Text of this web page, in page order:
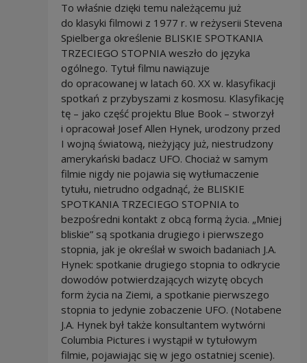
To właśnie dzięki temu należącemu już
do klasyki filmowi z 1977 r. w reżyserii Stevena
Spielberga określenie BLISKIE SPOTKANIA
TRZECIEGO STOPNIA weszło do języka
ogólnego. Tytuł filmu nawiązuje
do opracowanej w latach 60. XX w. klasyfikacji
spotkań z przybyszami z kosmosu. Klasyfikację
tę – jako część projektu Blue Book – stworzył
i opracował Josef Allen Hynek, urodzony przed
I wojną światową, nieżyjący już, niestrudzony
amerykański badacz UFO. Chociaż w samym
filmie nigdy nie pojawia się wytłumaczenie
tytułu, nietrudno odgadnąć, że BLISKIE
SPOTKANIA TRZECIEGO STOPNIA to
bezpośredni kontakt z obcą formą życia. „Mniej
bliskie” są spotkania drugiego i pierwszego
stopnia, jak je określał w swoich badaniach J.A.
Hynek: spotkanie drugiego stopnia to odkrycie
dowodów potwierdzających wizytę obcych
form życia na Ziemi, a spotkanie pierwszego
stopnia to jedynie zobaczenie UFO. (Notabene
J.A. Hynek był także konsultantem wytwórni
Columbia Pictures i wystąpił w tytułowym
filmie, pojawiając się w jego ostatniej scenie).